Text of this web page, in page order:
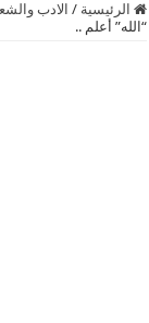
الرئيسية / الادب
“الله” أعلم ..